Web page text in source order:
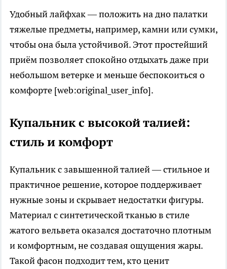
Удобный лайфхак — положить на дно палатки
тяжелые предметы, например, камни или сумки,
чтобы она была устойчивой. Этот простейший
приём позволяет спокойно отдыхать даже при
небольшом ветерке и меньше беспокоиться о
комфорте [web:original_user_info].
Купальник с высокой талией:
стиль и комфорт
Купальник с завышенной талией — стильное и
практичное решение, которое поддерживает
нужные зоны и скрывает недостатки фигуры.
Материал с синтетической тканью в стиле
жатого вельвета оказался достаточно плотным
и комфортным, не создавая ощущения жары.
Такой фасон подходит тем, кто ценит